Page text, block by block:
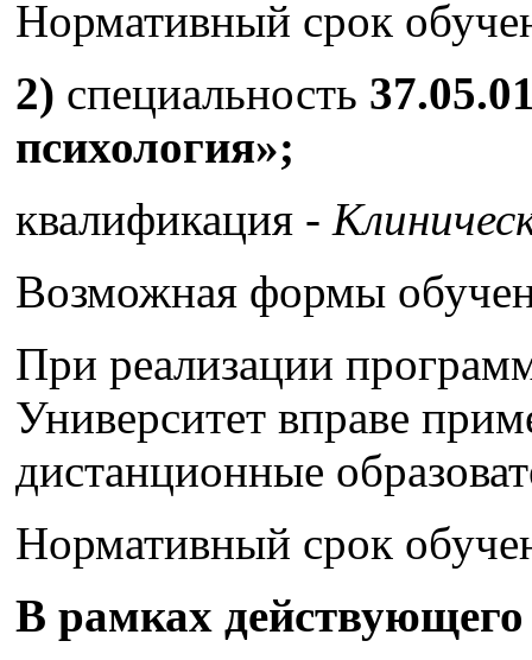
Нормативный срок
2) специальность
психология»;
квалификация -
Возможная формы
При реализации
Университет вправе
дистанционные
Нормативный срок
В рамках